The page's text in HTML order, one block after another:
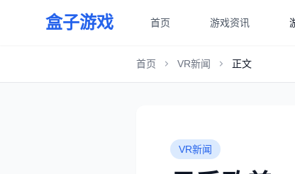
盒子游戏 首页 游戏资讯
首页 VR新闻 正文
VR新闻